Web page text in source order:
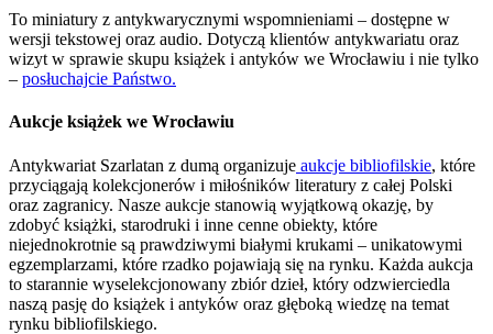
To miniatury z antykwarycznymi wspomnieniami – dostępne w
wersji tekstowej oraz audio. Dotyczą klientów antykwariatu oraz
wizyt w sprawie skupu książek i antyków we Wrocławiu i nie tylko
– posłuchajcie Państwo.
Aukcje książek we Wrocławiu
Antykwariat Szarlatan z dumą organizuje aukcje bibliofilskie, które
przyciągają kolekcjonerów i miłośników literatury z całej Polski
oraz zagranicy. Nasze aukcje stanowią wyjątkową okazję, by
zdobyć książki, starodruki i inne cenne obiekty, które
niejednokrotnie są prawdziwymi białymi krukami – unikatowymi
egzemplarzami, które rzadko pojawiają się na rynku. Każda aukcja
to starannie wyselekcjonowany zbiór dzieł, który odzwierciedla
naszą pasję do książek i antyków oraz głęboką wiedzę na temat
rynku bibliofilskiego.